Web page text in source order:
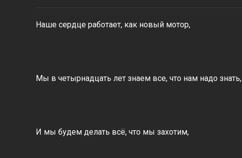
Наше сердце работает, как новый мотор,
Мы в четырнадцать лет знаем все, что нам надо знать,
И мы будем делать всё, что мы захотим,